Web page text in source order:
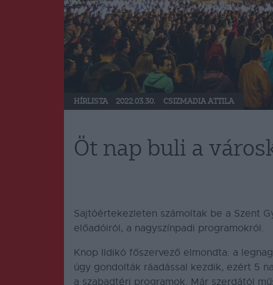
HÍRLISTA 2022.03.30. CSIZMADIA ATTILA
Öt nap buli a
Sajtóértekezleten számoltak be a Szent
előadóiról, a nagyszínpadi programokról.
Knop Ildikó főszervező elmondta: a
úgy gondolták ráadással kezdik, ezért 5
a szabadtéri programok. Már szerdától